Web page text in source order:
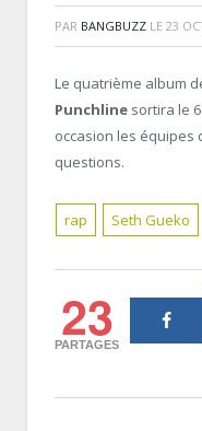
PAR BANGBUZZ LE 23
Le quatrième album
Punchline sortira le
occasion les équipes
questions.
rap Seth Gueko
23
PARTAGES